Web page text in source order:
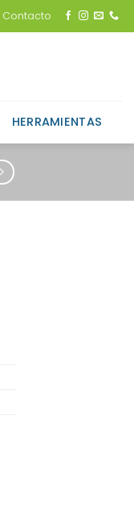
Contacto
HERRAMIENTAS